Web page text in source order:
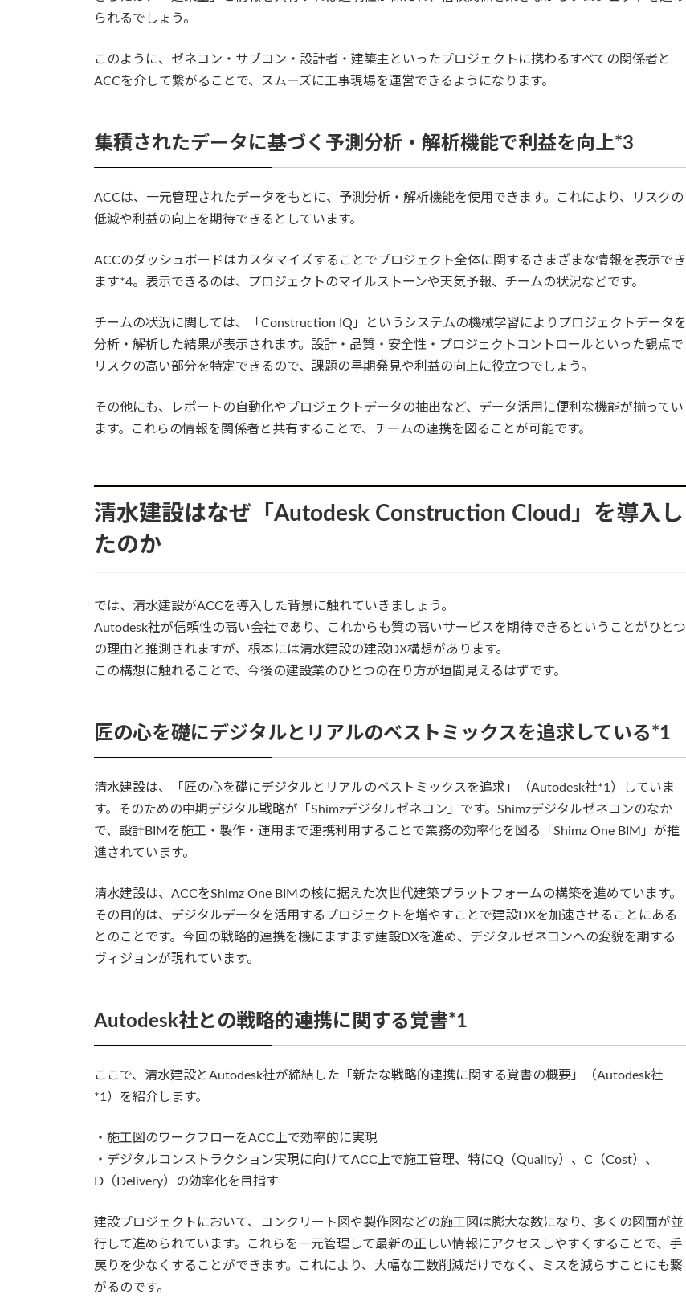
られるでしょう。
このように、ゼネコン・サブコン・設計者・建築主といったプロジェクトに携わるすべての関係者と
ACCを介して繋がることで、スムーズに工事現場を運営できるようになります。
集積されたデータに基づく予測分析・解析機能で利益を向上*3
ACCは、一元管理されたデータをもとに、予測分析・解析機能を使用できます。これにより、リスクの
低減や利益の向上を期待できるとしています。
ACCのダッシュボードはカスタマイズすることでプロジェクト全体に関するさまざまな情報を表示でき
ます*4。表示できるのは、プロジェクトのマイルストーンや天気予報、チームの状況などです。
チームの状況に関しては、「Construction IQ」というシステムの機械学習によりプロジェクトデータを
分析・解析した結果が表示されます。設計・品質・安全性・プロジェクトコントロールといった観点で
リスクの高い部分を特定できるので、課題の早期発見や利益の向上に役立つでしょう。
その他にも、レポートの自動化やプロジェクトデータの抽出など、データ活用に便利な機能が揃ってい
ます。これらの情報を関係者と共有することで、チームの連携を図ることが可能です。
清水建設はなぜ「Autodesk Construction Cloud」を導入し
たのか
では、清水建設がACCを導入した背景に触れていきましょう。
Autodesk社が信頼性の高い会社であり、これからも質の高いサービスを期待できるということがひとつ
の理由と推測されますが、根本には清水建設の建設DX構想があります。
この構想に触れることで、今後の建設業のひとつの在り方が垣間見えるはずです。
匠の心を礎にデジタルとリアルのベストミックスを追求している*1
清水建設は、「匠の心を礎にデジタルとリアルのベストミックスを追求」（Autodesk社*1）していま
す。そのための中期デジタル戦略が「Shimzデジタルゼネコン」です。Shimzデジタルゼネコンのなか
で、設計BIMを施工・製作・運用まで連携利用することで業務の効率化を図る「Shimz One BIM」が推
進されています。
清水建設は、ACCをShimz One BIMの核に据えた次世代建築プラットフォームの構築を進めています。
その目的は、デジタルデータを活用するプロジェクトを増やすことで建設DXを加速させることにある
とのことです。今回の戦略的連携を機にますます建設DXを進め、デジタルゼネコンへの変貌を期する
ヴィジョンが現れています。
Autodesk社との戦略的連携に関する覚書*1
ここで、清水建設とAutodesk社が締結した「新たな戦略的連携に関する覚書の概要」（Autodesk社
*1）を紹介します。
・施工図のワークフローをACC上で効率的に実現
・デジタルコンストラクション実現に向けてACC上で施工管理、特にQ（Quality）、C（Cost）、
D（Delivery）の効率化を目指す
建設プロジェクトにおいて、コンクリート図や製作図などの施工図は膨大な数になり、多くの図面が並
行して進められています。これらを一元管理して最新の正しい情報にアクセスしやすくすることで、手
戻りを少なくすることができます。これにより、大幅な工数削減だけでなく、ミスを減らすことにも繋
がるのです。